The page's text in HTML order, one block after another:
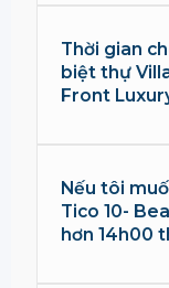
Thời gian
biệt thự
Front
Nếu tôi
Tico 10-
hơn 14h00